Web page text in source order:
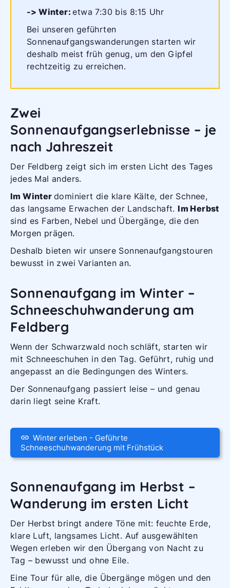
-> Winter:etwa 7:30 bis 8:15 Uhr
Bei unseren geführten
Sonnenaufgangswanderungen starten wir
deshalb meist früh genug, um den Gipfel
rechtzeitig zu erreichen.
Zwei
Sonnenaufgangserlebnisse – je
nach Jahreszeit
Der Feldberg zeigt sich im ersten Licht des Tages
jedes Mal anders.
Im Winter dominiert die klare Kälte, der Schnee,
das langsame Erwachen der Landschaft.Im Herbst
sind es Farben, Nebel und Übergänge, die den
Morgen prägen.
Deshalb bieten wir unsere Sonnenaufgangstouren
bewusst in zwei Varianten an.
Sonnenaufgang im Winter –
Schneeschuhwanderung am
Feldberg
Wenn der Schwarzwald noch schläft, starten wir
mit Schneeschuhen in den Tag. Geführt, ruhig und
angepasst an die Bedingungen des Winters.
Der Sonnenaufgang passiert leise – und genau
darin liegt seine Kraft.
Winter erleben - Geführte
Schneeschuhwanderung mit Frühstück
Sonnenaufgang im Herbst –
Wanderung im ersten Licht
Der Herbst bringt andere Töne mit: feuchte Erde,
klare Luft, langsames Licht. Auf ausgewählten
Wegen erleben wir den Übergang von Nacht zu
Tag – bewusst und ohne Eile.
Eine Tour für alle, die Übergänge mögen und den